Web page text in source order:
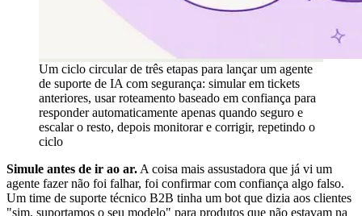
Um ciclo circular de três etapas para lançar um agente
de suporte de IA com segurança: simular em tickets
anteriores, usar roteamento baseado em confiança para
responder automaticamente apenas quando seguro e
escalar o resto, depois monitorar e corrigir, repetindo o
ciclo
Simule antes de ir ao ar. A coisa mais assustadora que já vi um
agente fazer não foi falhar, foi confirmar com confiança algo falso.
Um time de suporte técnico B2B tinha um bot que dizia aos clientes
"sim, suportamos o seu modelo" para produtos que não estavam na